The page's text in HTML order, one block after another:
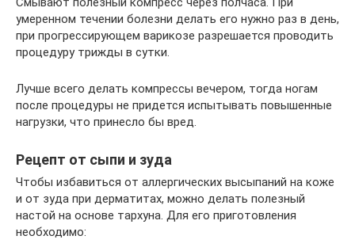
умеренном течении болезни делать его нужно раз в день,
при прогрессирующем варикозе разрешается проводить
процедуру трижды в сутки.
Лучше всего делать компрессы вечером, тогда ногам
после процедуры не придется испытывать повышенные
нагрузки, что принесло бы вред.
Рецепт от сыпи и зуда
Чтобы избавиться от аллергических высыпаний на коже
и от зуда при дерматитах, можно делать полезный
настой на основе тархуна. Для его приготовления
необходимо: